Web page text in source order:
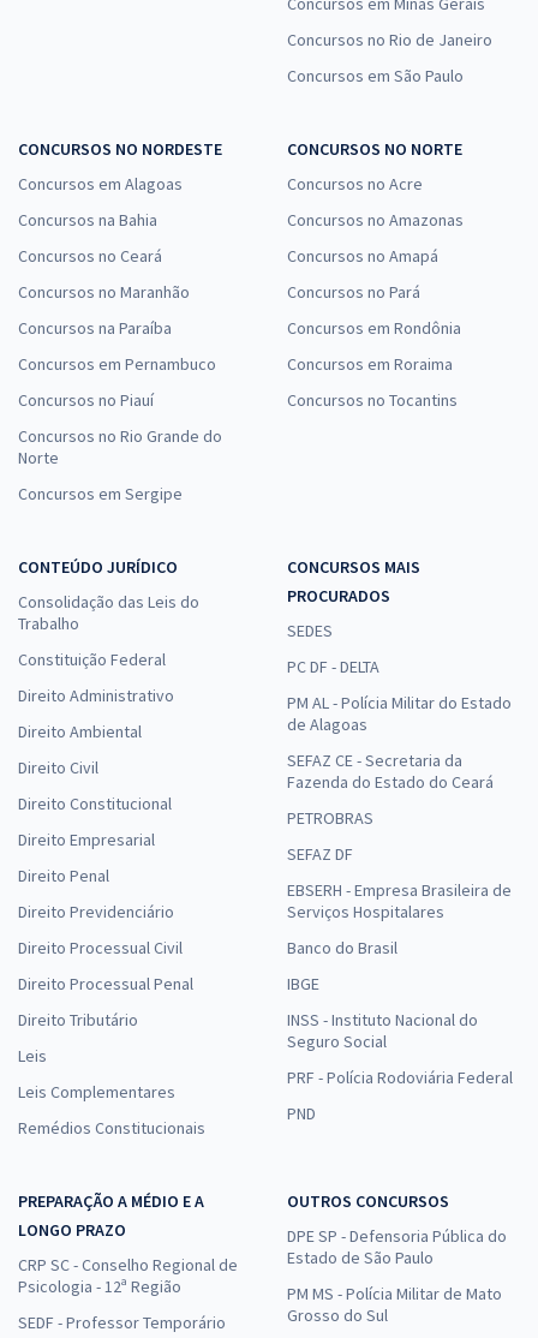
Concursos no Rio de Janeiro
Concursos em São Paulo
CONCURSOS NO NORDESTE
Concursos em Alagoas
Concursos na Bahia
Concursos no Ceará
Concursos no Maranhão
Concursos na Paraíba
Concursos em Pernambuco
Concursos no Piauí
Concursos no Rio Grande do
Norte
Concursos em Sergipe
CONCURSOS NO NORTE
Concursos no Acre
Concursos no Amazonas
Concursos no Amapá
Concursos no Pará
Concursos em Rondônia
Concursos em Roraima
Concursos no Tocantins
CONTEÚDO JURÍDICO
Consolidação das Leis do
Trabalho
Constituição Federal
Direito Administrativo
Direito Ambiental
Direito Civil
Direito Constitucional
Direito Empresarial
Direito Penal
Direito Previdenciário
Direito Processual Civil
Direito Processual Penal
Direito Tributário
Leis
Leis Complementares
Remédios Constitucionais
CONCURSOS MAIS
PROCURADOS
SEDES
PC DF - DELTA
PM AL - Polícia Militar do Estado
de Alagoas
SEFAZ CE - Secretaria da
Fazenda do Estado do Ceará
PETROBRAS
SEFAZ DF
EBSERH - Empresa Brasileira de
Serviços Hospitalares
Banco do Brasil
IBGE
INSS - Instituto Nacional do
Seguro Social
PRF - Polícia Rodoviária Federal
PND
PREPARAÇÃO A MÉDIO E A
LONGO PRAZO
CRP SC - Conselho Regional de
Psicologia - 12ª Região
SEDF - Professor Temporário
OUTROS CONCURSOS
DPE SP - Defensoria Pública do
Estado de São Paulo
PM MS - Polícia Militar de Mato
Grosso do Sul